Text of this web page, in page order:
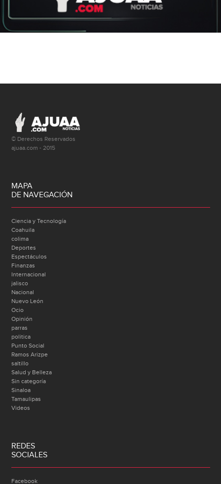
© Derechos Reservados
ajuaa.com - 2015
MAPA
DE NAVEGACIÓN
Ciencia y Tecnología
Coahuila
colima
Deportes
Espectáculos
Finanzas
Internacional
jalisco
Nacional
Nuevo León
Ocio
Opinión
parras
politica
Punto Social
Ramos Arizpe
saltillo
Salud y Belleza
Sin categoría
Sinaloa
Tamaulipas
Videos
REDES
SOCIALES
Facebook